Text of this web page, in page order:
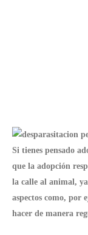
Si tienes pensado
que la adopción
la calle al animal,
aspectos como, por
hacer de manera